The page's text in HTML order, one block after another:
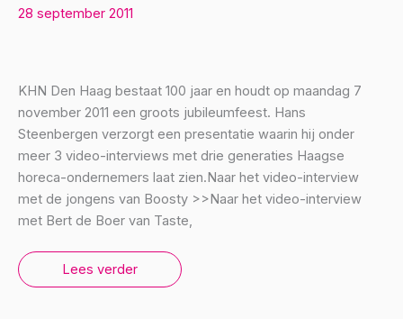
28 september 2011
KHN Den Haag bestaat 100 jaar en houdt op maandag 7
november 2011 een groots jubileumfeest. Hans
Steenbergen verzorgt een presentatie waarin hij onder
meer 3 video-interviews met drie generaties Haagse
horeca-ondernemers laat zien.Naar het video-interview
met de jongens van Boosty >>Naar het video-interview
met Bert de Boer van Taste,
KHN
Lees verder